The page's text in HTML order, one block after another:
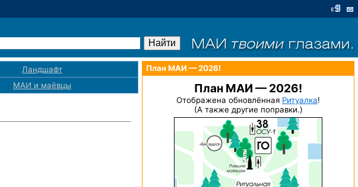
Ландшафт
МАИ и маёвцы
План МАИ — 2026!
План МАИ — 2026!
Отображена обновлённая Ритуалка!
(А также другие поправки.)